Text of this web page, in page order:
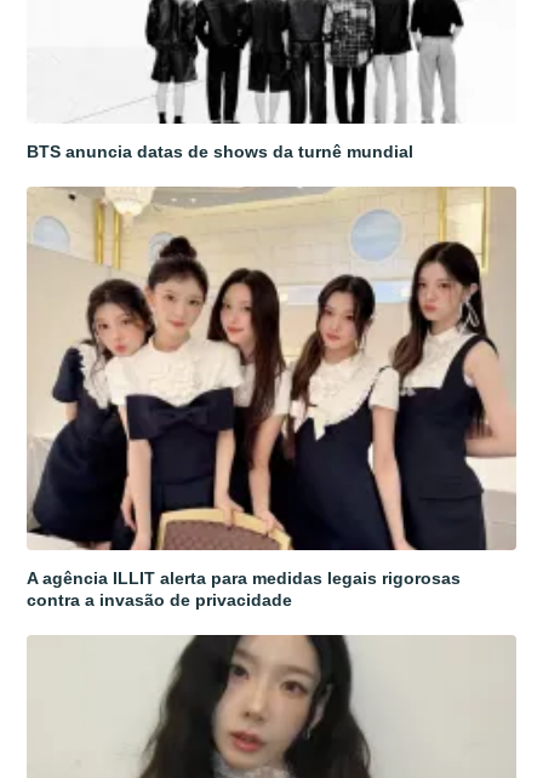
BTS anuncia datas de shows da turnê mundial
A agência ILLIT alerta para medidas legais rigorosas
contra a invasão de privacidade